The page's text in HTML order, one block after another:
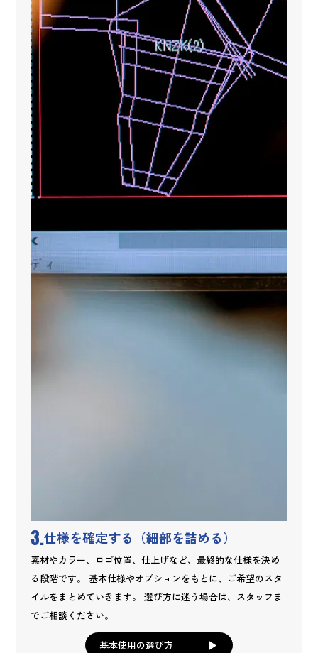
3.仕様を確定する（細部を詰める）
素材やカラー、ロゴ位置、仕上げなど、最終的な仕様を決め
る段階です。 基本仕様やオプションをもとに、ご希望のスタ
イルをまとめていきます。 選び方に迷う場合は、スタッフま
でご相談ください。
基本使用の選び方